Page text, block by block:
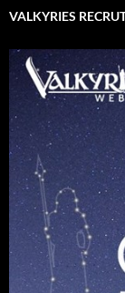
VALKYRIES